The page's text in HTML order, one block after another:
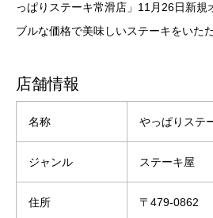
っぱりステーキ常滑店」11月26日新規
ブルな価格で美味しいステーキをいた
店舗情報
名称 やっぱりステ
ジャンル ステーキ屋
住所
〒479-0862